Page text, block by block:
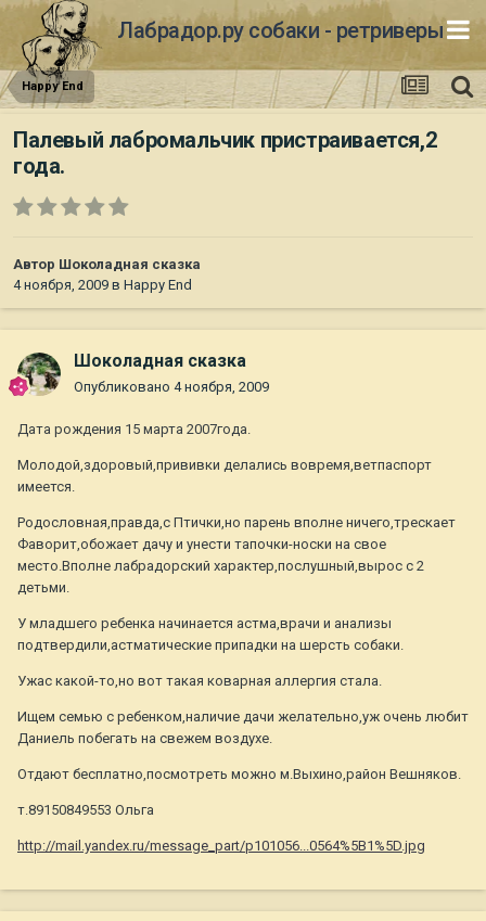
Лабрадор.ру собаки - ретриверы
Happy End
Палевый лабромальчик пристраивается,2
года.
Автор Шоколадная сказка
4 ноября, 2009 в Happy End
Шоколадная сказка
Опубликовано 4 ноября, 2009
Дата рождения 15 марта 2007года.
Молодой,здоровый,прививки делались вовремя,ветпаспорт
имеется.
Родословная,правда,с Птички,но парень вполне ничего,трескает
Фаворит,обожает дачу и унести тапочки-носки на свое
место.Вполне лабрадорский характер,послушный,вырос с 2
детьми.
У младшего ребенка начинается астма,врачи и анализы
подтвердили,астматические припадки на шерсть собаки.
Ужас какой-то,но вот такая коварная аллергия стала.
Ищем семью с ребенком,наличие дачи желательно,уж очень любит
Даниель побегать на свежем воздухе.
Отдают бесплатно,посмотреть можно м.Выхино,район Вешняков.
т.89150849553 Ольга
http://mail.yandex.ru/message_part/p101056...0564%5B1%5D.jpg